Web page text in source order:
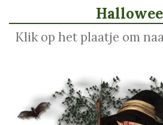
Klik op het plaatje om